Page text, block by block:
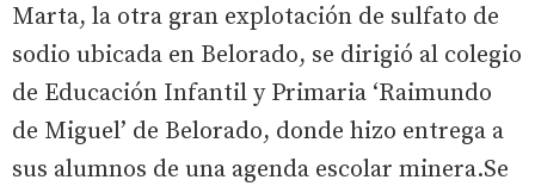
Marta, la otra gran explotación de sulfato de
sodio ubicada en Belorado, se dirigió al colegio
de Educación Infantil y Primaria ‘Raimundo
de Miguel’ de Belorado, donde hizo entrega a
sus alumnos de una agenda escolar minera.Se